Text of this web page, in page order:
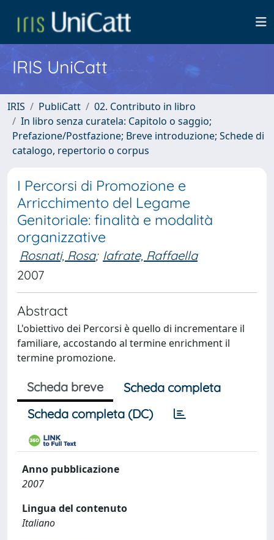
IRIS UniCatt
IRIS PubliCatt
02. Contributo in libro
In libro senza curatela: Capitolo o saggio;
Prefazione/Postfazione; Breve introduzione; Schede di
catalogo, repertorio o corpus
I Percorsi di Promozione e
Arricchimento del Legame
Genitoriale: finalità e modalità
organizzative
Rosnati, Rosa; Iafrate, Raffaella
2007
Abstract
L'obiettivo dei Percorsi è quello di incrementare il
familiare, accostando al termine enrichment il
termine promozione.
Scheda breve
Scheda completa
Scheda completa (DC)
Anno pubblicazione
2007
Lingua del contenuto
Italiano